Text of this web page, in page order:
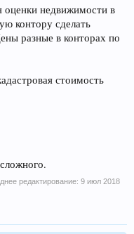
оценки недвижимости в
контору сделать
разные в конторах по
стоимость
редактирование: 9 июл 2018